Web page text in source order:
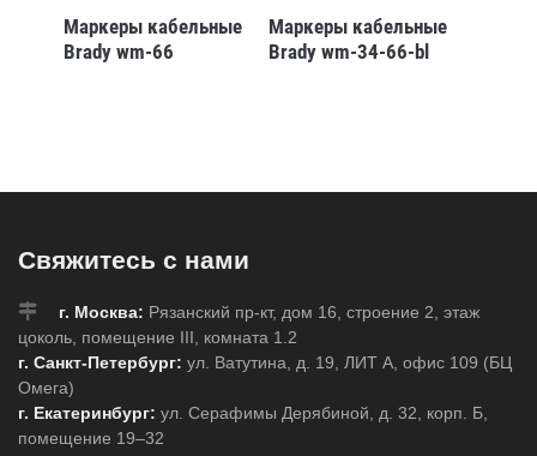
Маркеры кабельные
Brady wm-66
Маркеры кабельные
Brady wm-34-66-bl
Свяжитесь с нами
г. Москва: Рязанский пр-кт, дом 16, строение 2, этаж
цоколь, помещение III, комната 1.2
г. Санкт-Петербург: ул. Ватутина, д. 19, ЛИТ А, офис 109 (БЦ
Омега)
г. Екатеринбург: ул. Серафимы Дерябиной, д. 32, корп. Б,
помещение 19–32